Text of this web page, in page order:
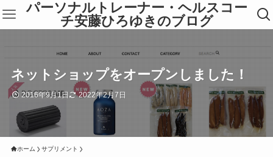
パーソナルトレーナー・ヘルスコー
チ安藤ひろゆきのブログ
ネットショップをオープンしました！
2016年9月1日 2022年2月7日
ホーム サプリメント